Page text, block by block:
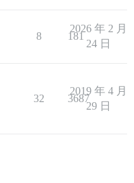
8 181
2026 年 2 月
24 日
32 3687
2019 年 4 月
29 日